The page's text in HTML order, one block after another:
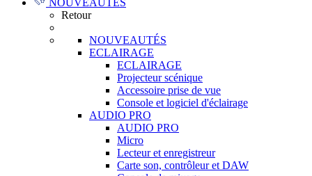
NOUVEAUTÉS
Retour
NOUVEAUTÉS
ECLAIRAGE
ECLAIRAGE
Projecteur scénique
Accessoire prise de vue
Console et logiciel d'éclairage
AUDIO PRO
AUDIO PRO
Micro
Lecteur et enregistreur
Carte son, contrôleur et DAW